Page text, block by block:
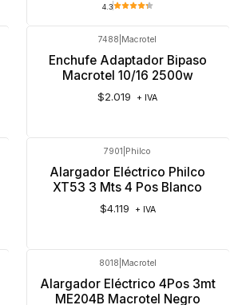
4.3
7488 Macrotel
Enchufe Adaptador Bipaso
Macrotel 10/16 2500w
$2.019 + IVA
Agotado
7901 Philco
Alargador Eléctrico Philco
XT53 3 Mts 4 Pos Blanco
$4.119 + IVA
8018 Macrotel
Alargador Eléctrico 4Pos 3mt
ME204B Macrotel Negro